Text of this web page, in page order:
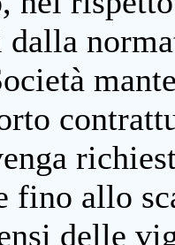
dalla
fino allo
delle